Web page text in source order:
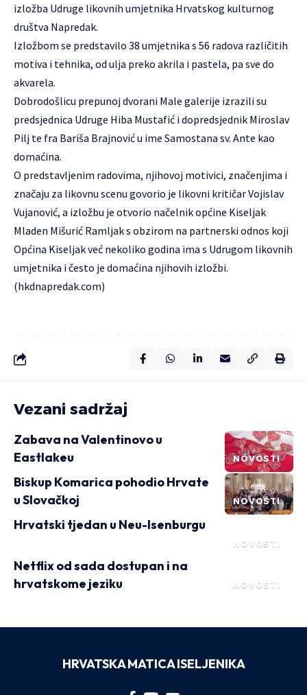
izložba Udruge likovnih umjetnika Hrvatskog kulturnog
društva Napredak.
Izložbom se predstavilo 38 umjetnika s 56 radova različitih
motiva i tehnika, od ulja preko akrila i pastela, pa sve do
akvarela.
Dobrodošlicu prepunoj dvorani Male galerije izrazili su
predsjednica Udruge Hiba Mustafić i dopredsjednik Miroslav
Pilj te fra Bariša Brajnović u ime Samostana sv. Ante kao
domaćina.
O predstavljenim radovima, njihovoj motivici, značenjima i
značaju za likovnu scenu govorio je likovni kritičar Vojislav
Vujanović, a izložbu je otvorio načelnik općine Kiseljak
Mladen Mišurić Ramljak s obzirom na partnerski odnos koji
Općina Kiseljak već nekoliko godina ima s Udrugom likovnih
umjetnika i često je domaćina njihovih izložbi.
(hkdnapredak.com)
Vezani sadržaj
NOVOSTI
Zabava na Valentinovo u
Eastlakeu
NOVOSTI
Biskup Komarica pohodio Hrvate
u Slovačkoj
NOVOSTI
Hrvatski tjedan u Neu-Isenburgu
NOVOSTI
Netflix od sada dostupan i na
hrvatskome jeziku
HRVATSKA MATICA ISELJENIKA